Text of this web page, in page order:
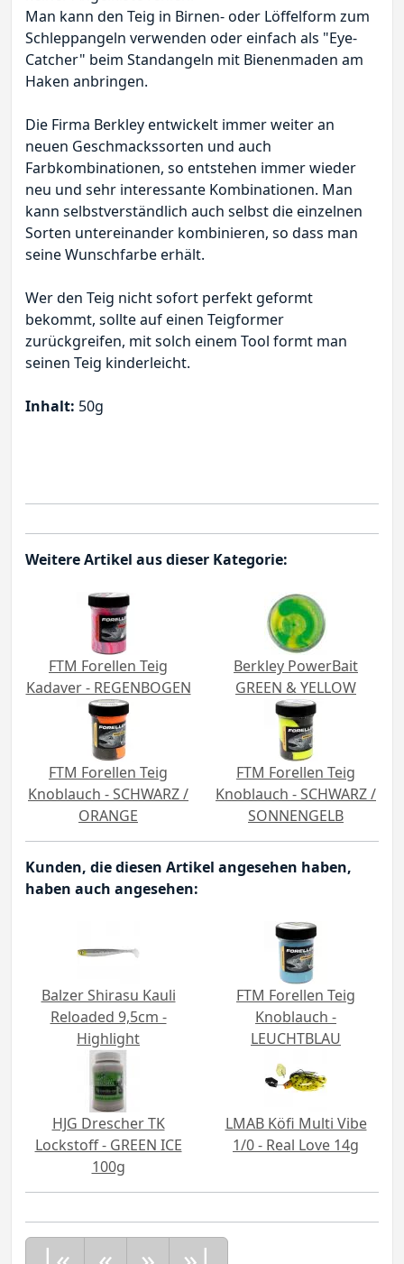
Man kann den Teig in Birnen- oder Löffelform zum
Schleppangeln verwenden oder einfach als "Eye-
Catcher" beim Standangeln mit Bienenmaden am
Haken anbringen.
Die Firma Berkley entwickelt immer weiter an
neuen Geschmackssorten und auch
Farbkombinationen, so entstehen immer wieder
neu und sehr interessante Kombinationen. Man
kann selbstverständlich auch selbst die einzelnen
Sorten untereinander kombinieren, so dass man
seine Wunschfarbe erhält.
Wer den Teig nicht sofort perfekt geformt
bekommt, sollte auf einen Teigformer
zurückgreifen, mit solch einem Tool formt man
seinen Teig kinderleicht.
Inhalt: 50g
Weitere Artikel aus dieser Kategorie:
FTM Forellen Teig
Kadaver - REGENBOGEN
Berkley PowerBait
GREEN & YELLOW
FTM Forellen Teig
Knoblauch - SCHWARZ /
ORANGE
FTM Forellen Teig
Knoblauch - SCHWARZ /
SONNENGELB
Kunden, die diesen Artikel angesehen haben,
haben auch angesehen:
Balzer Shirasu Kauli
Reloaded 9,5cm -
Highlight
FTM Forellen Teig
Knoblauch -
LEUCHTBLAU
HJG Drescher TK
Lockstoff - GREEN ICE
100g
LMAB Köfi Multi Vibe
1/0 - Real Love 14g